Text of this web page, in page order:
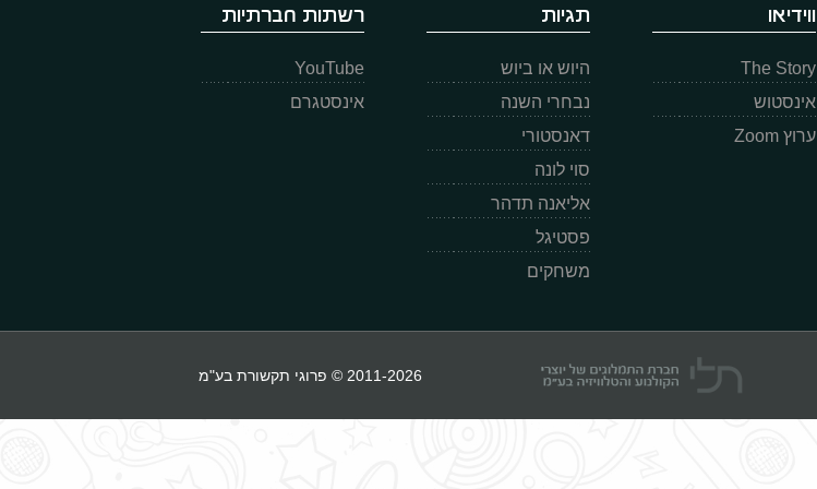
ווידיאו
The Story
אינסטוש
ערוץ Zoom
תגיות
היוש או ביוש
נבחרי השנה
דאנסטורי
סוי לונה
אליאנה תדהר
פסטיגל
משחקים
רשתות חברתיות
YouTube
אינסטגרם
2011-2026 © פרוגי תקשורת בע"מ